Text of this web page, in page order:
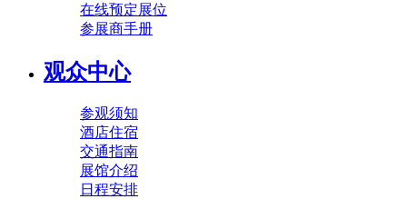
在线预定展位
参展商手册
观众中心
参观须知
酒店住宿
交通指南
展馆介绍
日程安排